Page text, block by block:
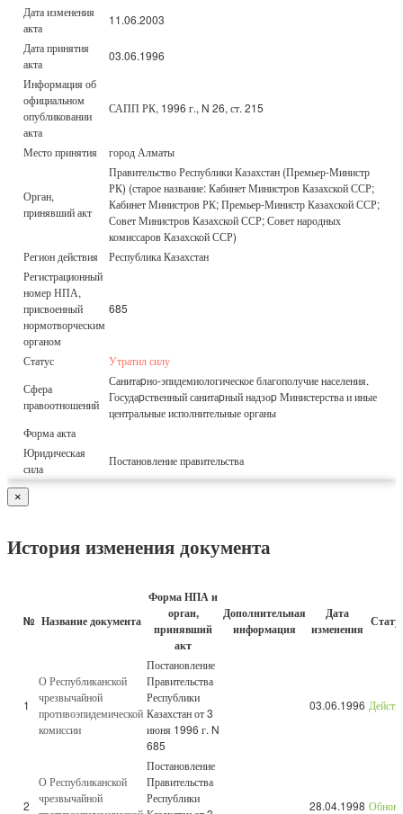
Дата изменения
акта
11.06.2003
Дата принятия
акта
03.06.1996
Информация об
официальном
опубликовании
акта
САПП РК, 1996 г., N 26, ст. 215
Место принятия город Алматы
Орган,
принявший акт
Правительство Республики Казахстан (Премьер-Министр
РК) (старое название: Кабинет Министров Казахской ССР;
Кабинет Министров РК; Премьер-Министр Казахской ССР;
Совет Министров Казахской ССР; Совет народных
комиссаров Казахской ССР)
Регион действия
Республика Казахстан
Регистрационный
номер НПА,
присвоенный
нормотворческим
органом
685
Статус
Утратил силу
Сфера
правоотношений
Санитаpно-эпидемиологическое благополучие населения.
Госудаpственный санитаpный надзоp Министерства и иные
центральные исполнительные органы
Форма акта
Юридическая
сила
Постановление правительства
×
История изменения документа
№ Название документа
Форма НПА и
орган,
принявший
акт
Дополнительная
информация
Дата
изменения
1
О Республиканской
чрезвычайной
противоэпидемической
комиссии
Постановление
Правительства
Республики
Казахстан от 3
июня 1996 г. N
685
03.06.1996
2
О Республиканской
чрезвычайной
Постановление
Правительства
Республики
28.04.1998